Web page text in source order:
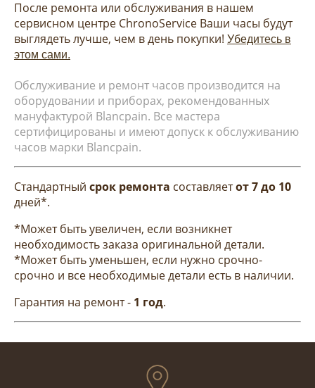
После ремонта или обслуживания в нашем
сервисном центре ChronoService Ваши часы будут
выглядеть лучше, чем в день покупки! Убедитесь в
этом сами.
Обслуживание и ремонт часов производится на
оборудовании и приборах, рекомендованных
мануфактурой Blancpain. Все мастера
сертифицированы и имеют допуск к обслуживанию
часов марки Blancpain.
Стандартный срок ремонта составляетот 7 до 10
дней*.
*Может быть увеличен, если возникнет
необходимость заказа оригинальной детали.
*Может быть уменьшен, если нужно срочно-
срочно и все необходимые детали есть в наличии.
Гарантия на ремонт - 1 год.